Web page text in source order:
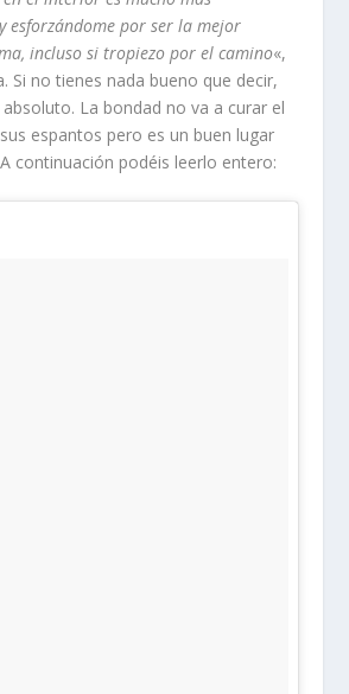
esforzándome por ser la mejor
incluso si tropiezo por el camino«,
Si no tienes nada bueno que decir,
La bondad no va a curar el
espantos pero es un buen lugar
continuación podéis leerlo entero: